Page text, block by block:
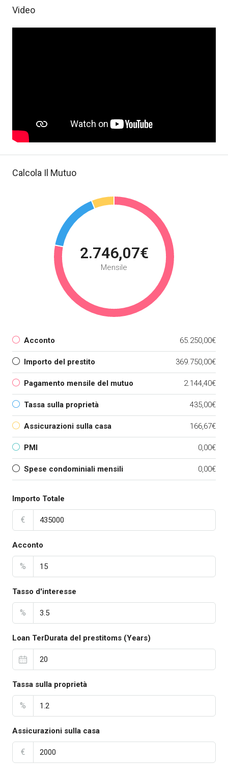
Video
Calcola Il Mutuo
2.746,07€
Mensile
Acconto 65.250,00€
Importo del prestito 369.750,00€
Pagamento mensile del mutuo 2.144,40€
Tassa sulla proprietà 435,00€
Assicurazioni sulla casa 166,67€
PMI 0,00€
Spese condominiali mensili 0,00€
Importo Totale
€
Acconto
%
Tasso d'interesse
%
Loan TerDurata del prestitoms (Years)
Tassa sulla proprietà
%
Assicurazioni sulla casa
€